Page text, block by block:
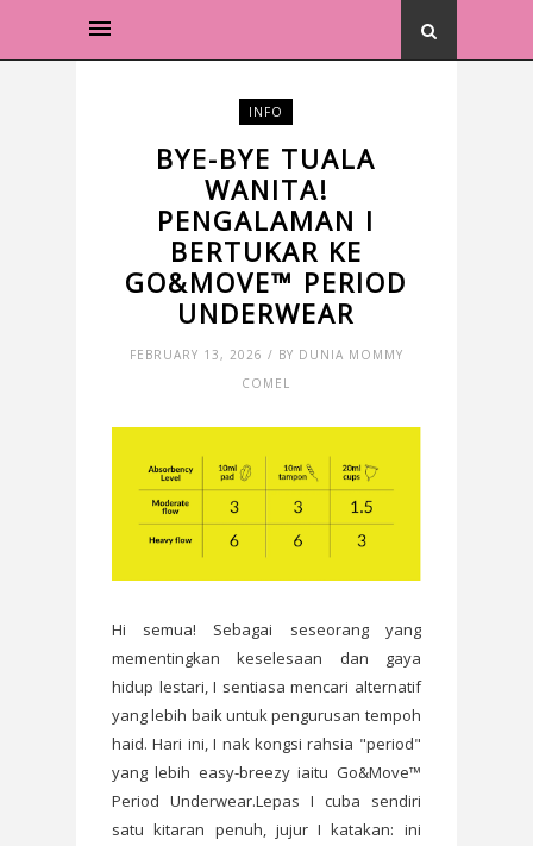
INFO
BYE-BYE TUALA
WANITA!
PENGALAMAN I
BERTUKAR KE
GO&MOVE™ PERIOD
UNDERWEAR
FEBRUARY 13, 2026 / BY DUNIA MOMMY
COMEL
Hi semua! Sebagai seseorang yang
mementingkan keselesaan dan gaya
hidup lestari, I sentiasa mencari alternatif
yang lebih baik untuk pengurusan tempoh
haid. Hari ini, I nak kongsi rahsia "period"
yang lebih easy-breezy iaitu Go&Move™
Period Underwear.Lepas I cuba sendiri
satu kitaran penuh, jujur I katakan: ini